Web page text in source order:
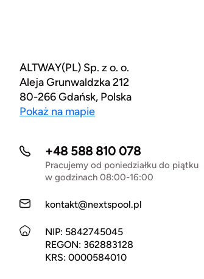
ALTWAY(PL) Sp. z o. o.
Aleja Grunwaldzka 212
80-266 Gdańsk, Polska
Pokaż na mapie
+48 588 810 078
Pracujemy od poniedziałku do piątku
w godzinach 08:00-16:00
kontakt@nextspool.pl
NIP: 5842745045
REGON: 362883128
KRS: 0000584010